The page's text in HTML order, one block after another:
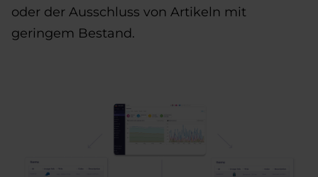
oder der Ausschluss von Artikeln mit
geringem Bestand.